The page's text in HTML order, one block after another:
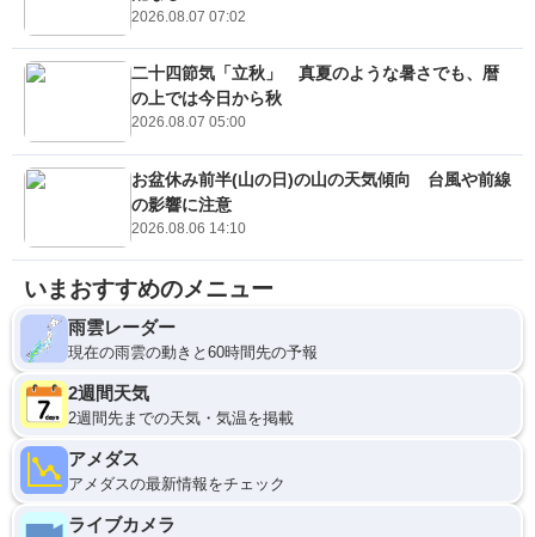
2026.08.07 07:02
二十四節気「立秋」 真夏のような暑さでも、暦
の上では今日から秋
2026.08.07 05:00
お盆休み前半(山の日)の山の天気傾向 台風や前線
の影響に注意
2026.08.06 14:10
いまおすすめのメニュー
雨雲レーダー
現在の雨雲の動きと60時間先の予報
2週間天気
2週間先までの天気・気温を掲載
アメダス
アメダスの最新情報をチェック
ライブカメラ